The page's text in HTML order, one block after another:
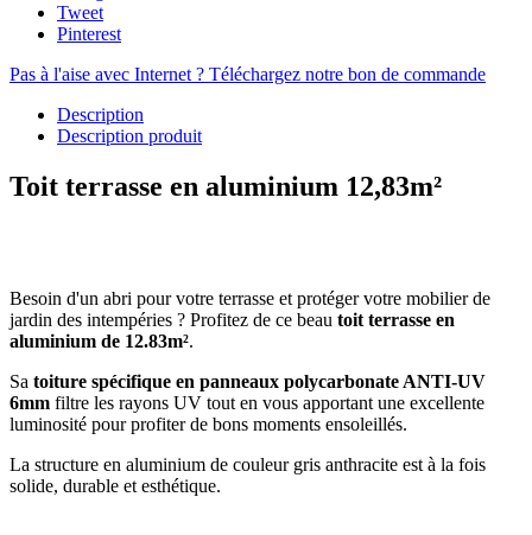
Tweet
Pinterest
Pas à l'aise avec Internet ? Téléchargez notre bon de commande
Description
Description produit
Toit terrasse en aluminium 12,83m²
Besoin d'un abri pour votre terrasse et protéger votre mobilier de
jardin des intempéries ? Profitez de ce beau toit terrasse en
aluminium de 12.83m².
Sa toiture spécifique en panneaux polycarbonate ANTI-UV
6mm filtre les rayons UV tout en vous apportant une excellente
luminosité pour profiter de bons moments ensoleillés.
La structure en aluminium de couleur gris anthracite est à la fois
solide, durable et esthétique.